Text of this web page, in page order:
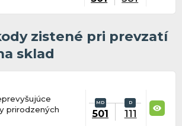
zistené pri prevzatí
sklad
prirodzených
501 111